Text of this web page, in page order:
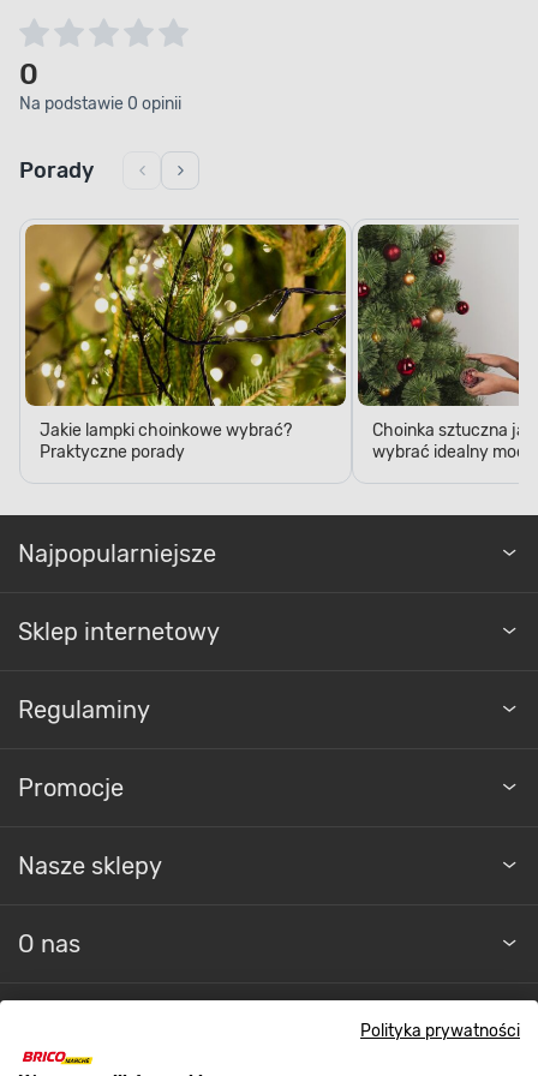
Polityka prywatności
0
Na podstawie 0 opinii
Jakie lampki choinkowe wybrać?
Praktyczne porady
Choinka sztuczna
wybrać idealny
Kontakt do sklepu